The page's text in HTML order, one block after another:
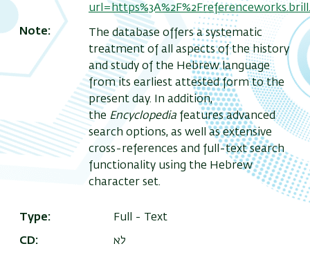
Note
The database offers a systematic
treatment of all aspects of the history
and study of the Hebrew language
from its earliest attested form to the
present day. In addition,
the Encyclopedia features advanced
search options, as well as extensive
cross-references and full-text search
functionality using the Hebrew
character set.
Type Full - Text
CD לא